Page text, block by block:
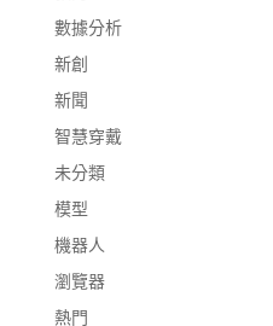
數據分析
新創
新聞
智慧穿戴
未分類
模型
機器人
瀏覽器
熱門